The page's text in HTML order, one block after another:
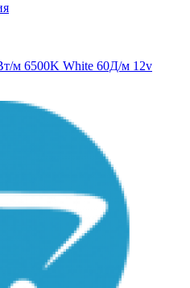
м 6500K White 60Д/м 12v